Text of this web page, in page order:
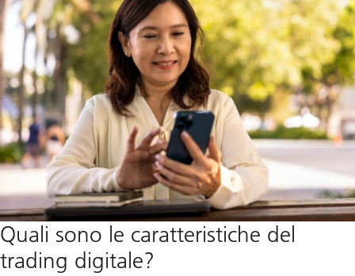
Quali sono le caratteristiche del
trading digitale?